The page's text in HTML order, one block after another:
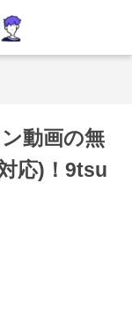
動画の無
応)！9tsu